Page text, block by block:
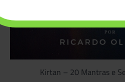
Kirtan – 20 Mantras e